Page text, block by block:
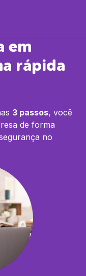
em
rápida
3 passos, você
de forma
no